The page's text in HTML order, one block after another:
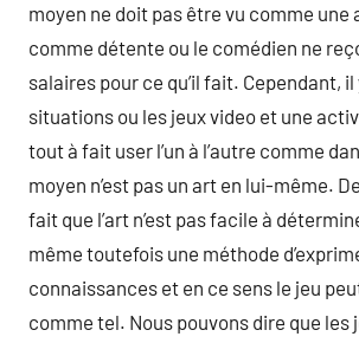
moyen ne doit pas être vu comme une
comme détente ou le comédien ne
salaires pour ce qu’il fait. Cependant, il
situations ou les jeux video et une
tout à fait user l’un à l’autre comme
moyen n’est pas un art en lui-même.
fait que l’art n’est pas facile à
même toutefois une méthode
connaissances et en ce sens le jeu
comme tel. Nous pouvons dire que les